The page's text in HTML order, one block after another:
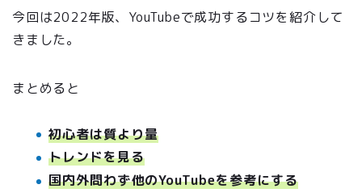
今回は2022年版、YouTubeで成功するコツを紹介して
きました。
まとめると
初心者は質より量
トレンドを見る
国内外問わず他のYouTubeを参考にする